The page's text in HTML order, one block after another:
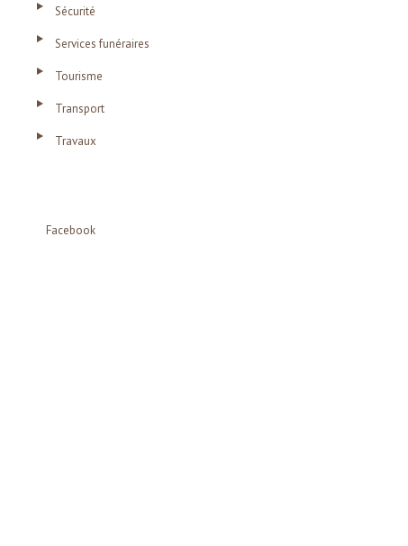
Sécurité
Services funéraires
Tourisme
Transport
Travaux
Facebook